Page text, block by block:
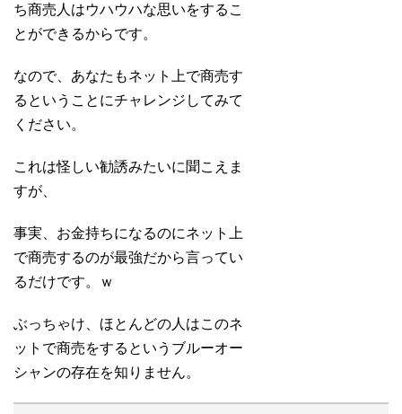
ち商売人はウハウハな思いをするこ
とができるからです。
なので、あなたもネット上で商売す
るということにチャレンジしてみて
ください。
これは怪しい勧誘みたいに聞こえま
すが、
事実、お金持ちになるのにネット上
で商売するのが最強だから言ってい
るだけです。ｗ
ぶっちゃけ、ほとんどの人はこのネ
ットで商売をするというブルーオー
シャンの存在を知りません。